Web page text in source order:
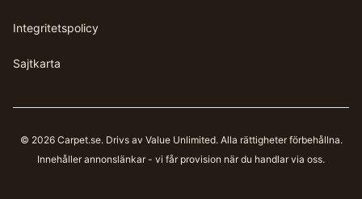
Integritetspolicy
Sajtkarta
© 2026 Carpet.se. Drivs av Value Unlimited. Alla rättigheter förbehållna.
Innehåller annonslänkar - vi får provision när du handlar via oss.